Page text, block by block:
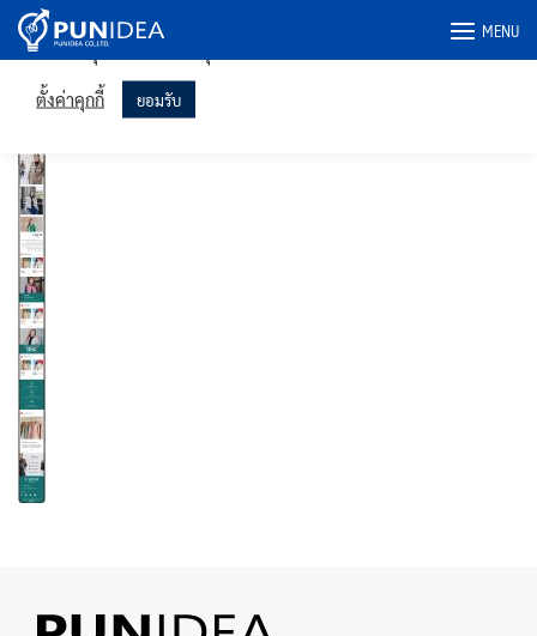
Skip
MENU
uapuimcloset-iphone
เราใช้คุกกี้ในเว็บไซต์ของเราเพื่อให้คุณได้รับประสบการณ์ที่เกี่ยวข้อง
มากที่สุดโดยจดจำการตั้งค่าของคุณและเข้าชมซ้ำ การคลิก "ยอมรับ"
แสดงว่าคุณยินยอมให้ใช้คุกกี้ทั้งหมด
ตั้งค่าคุกกี้ ยอมรับ